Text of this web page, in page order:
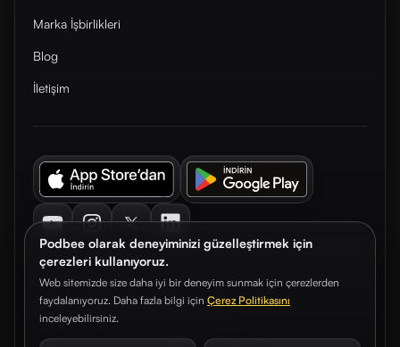
Podbee olarak deneyiminizi güzelleştirmek için
çerezleri kullanıyoruz.
Web sitemizde size daha iyi bir deneyim sunmak için çerezlerden
faydalanıyoruz. Daha fazla bilgi için Çerez Politikasını
inceleyebilirsiniz.
Marka İşbirlikleri
Blog
İletişim
© 2026. Podbee Media. Tüm hakları saklıdır.